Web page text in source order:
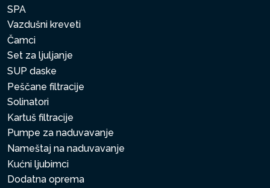
SPA
Vazdušni kreveti
Čamci
Set za ljuljanje
SUP daske
Peščane filtracije
Solinatori
Kartuš filtracije
Pumpe za naduvavanje
Nameštaj na naduvavanje
Kućni ljubimci
Dodatna oprema